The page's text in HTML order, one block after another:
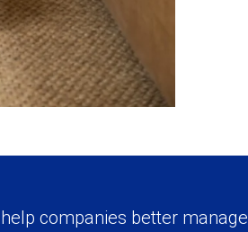
companies better manage